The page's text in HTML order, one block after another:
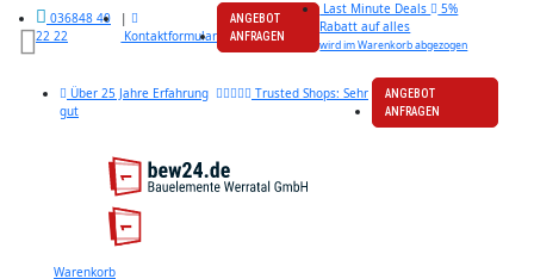
036848 40
22 22
|
Kontaktformular
ANGEBOT
ANFRAGEN
Last Minute Deals
5%
Rabatt auf alles
wird im Warenkorb abgezogen
Über 25 Jahre Erfahrung
Trusted Shops: Sehr
gut
ANGEBOT
ANFRAGEN
Warenkorb